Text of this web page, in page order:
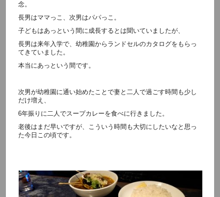
念。
長男はママっこ、次男はパパっこ。
子どもはあっという間に成長するとは聞いていましたが、
長男は来年入学で、幼稚園からランドセルのカタログをもらっ
てきていました。
本当にあっという間です。
次男が幼稚園に通い始めたことで妻と二人で過ごす時間も少し
だけ増え、
6年振りに二人でスープカレーを食べに行きました。
老後はまだ早いですが、こういう時間も大切にしたいなと思っ
た今日この頃です。